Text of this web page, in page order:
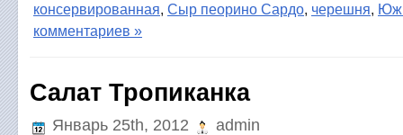
консервированная, Сыр пеорино Сардо, черешня,
комментариев »
Салат Тропиканка
Январь 25th, 2012 admin